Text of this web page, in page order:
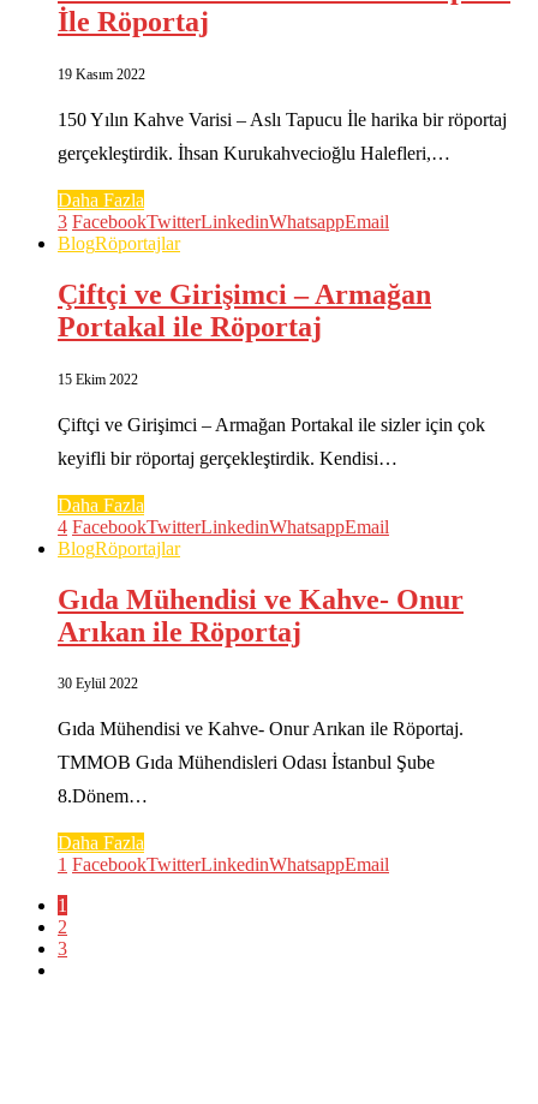
İle Röportaj
19 Kasım 2022
150 Yılın Kahve Varisi – Aslı Tapucu İle harika bir röportaj
gerçekleştirdik. İhsan Kurukahvecioğlu Halefleri,…
Daha Fazla
3 FacebookTwitterLinkedinWhatsappEmail
BlogRöportajlar
Çiftçi ve Girişimci – Armağan
Portakal ile Röportaj
15 Ekim 2022
Çiftçi ve Girişimci – Armağan Portakal ile sizler için çok
keyifli bir röportaj gerçekleştirdik. Kendisi…
Daha Fazla
4 FacebookTwitterLinkedinWhatsappEmail
BlogRöportajlar
Gıda Mühendisi ve Kahve- Onur
Arıkan ile Röportaj
30 Eylül 2022
Gıda Mühendisi ve Kahve- Onur Arıkan ile Röportaj.
TMMOB Gıda Mühendisleri Odası İstanbul Şube
8.Dönem…
Daha Fazla
1 FacebookTwitterLinkedinWhatsappEmail
1
2
3